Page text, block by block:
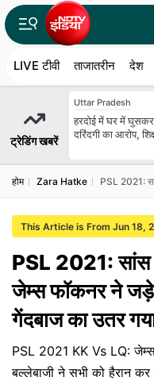
LIVE टीवी ताजातरीन देश
ट्रेडिंग खबरें
Uttar Pradesh
हरदोई में घर में
दरिंदगी का आरोप,
होम Zara Hatke PSL 2021:
This Article is From Jun 18,
PSL 2021: सांस
जेम्स फॉकनर ने जड़े
गेंदबाज का उतर
PSL 2021 KK Vs LQ:
बल्लेबाजी ने सभी को हैरान